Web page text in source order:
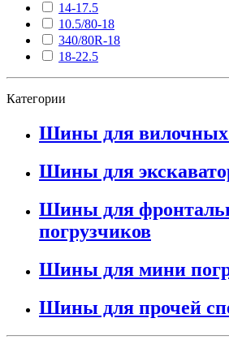
14-17.5
10.5/80-18
340/80R-18
18-22.5
Категории
Шины для вилочных
Шины для
Шины для
погрузчиков
Шины для мини
Шины для прочей